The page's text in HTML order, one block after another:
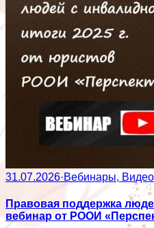
31.07.2026·Вебинары,
Правовая поддержка
вебинар от РООИ